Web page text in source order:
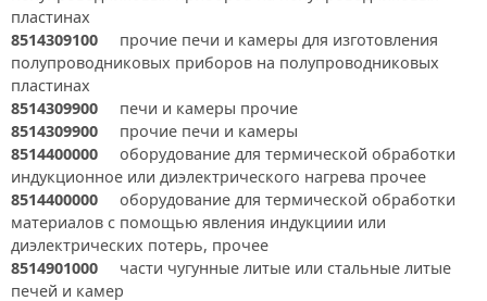
пластинах
8514309100 прочие печи и камеры для изготовления
полупроводниковых приборов на полупроводниковых
пластинах
8514309900 печи и камеры прочие
8514309900 прочие печи и камеры
8514400000 оборудование для термической обработки
индукционное или диэлектрического нагрева прочее
8514400000 оборудование для термической обработки
материалов с помощью явления индукциии или
диэлектрических потерь, прочее
8514901000 части чугунные литые или стальные литые
печей и камер